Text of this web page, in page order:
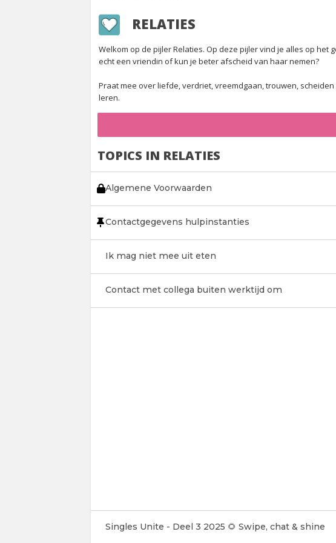
RELATIES
Welkom op de pijler Relaties. Op deze pijler vind je alles op
echt een vriendin of kun je beter afscheid van haar nemen?
Praat mee over liefde, verdriet, vreemdgaan, trouwen,
leren.
TOPICS IN RELATIES
Algemene Voorwaarden
Contactgegevens hulpinstanties
Ik mag niet mee uit eten
Contact met collega buiten werktijd om
Singles Unite - Deel 3 2025 🌻 Swipe, chat & shine